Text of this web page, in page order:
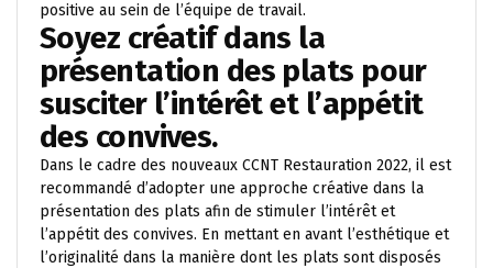
positive au sein de l’équipe de travail.
Soyez créatif dans la
présentation des plats pour
susciter l’intérêt et l’appétit
des convives.
Dans le cadre des nouveaux CCNT Restauration 2022, il est
recommandé d’adopter une approche créative dans la
présentation des plats afin de stimuler l’intérêt et
l’appétit des convives. En mettant en avant l’esthétique et
l’originalité dans la manière dont les plats sont disposés